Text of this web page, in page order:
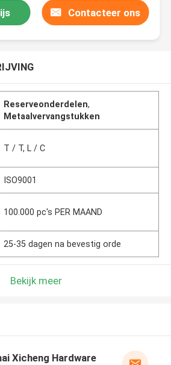
Contacteer ons
Reserveonderdelen,
Metaalvervangstukken
T / T, L / C
ISO9001
100.000 pc's PER MAAND
25-35 dagen na bevestig orde
Bekijk meer
Xicheng Hardware